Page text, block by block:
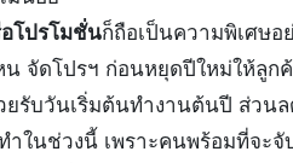
โปรโมชั่นก็ถือเป็นความพิเศษ
จัดโปรฯ ก่อนหยุดปีใหม่ให้ลูก
ยรับวันเริ่มต้นทำงานต้นปี ส่วน
ำในช่วงนี้ เพราะคนพร้อมที่จะ